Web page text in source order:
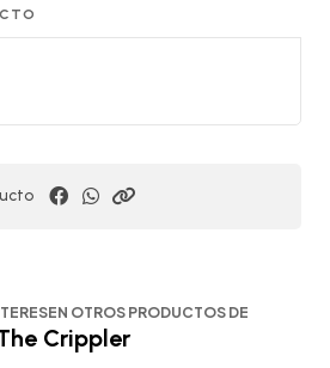
OTROS PRODUCTOS DE
Crippler